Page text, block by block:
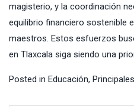
magisterio, y la coordinación
equilibrio financiero sostenible
maestros. Estos esfuerzos
en Tlaxcala siga siendo una
Posted in Educación, Principales